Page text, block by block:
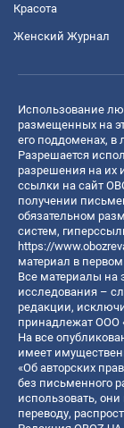
Красота
Женский Журнал
Использование
размещенных на
его поддоменах, в
Разрешается
разрешения на их
ссылки на сайт
получении
обязательном
систем,
https://
материал в
Все материалы на
исследования –
редакции,
принадлежат ООО
На все
имеет
«Об авторских
без письменного
использовать,
переводу,